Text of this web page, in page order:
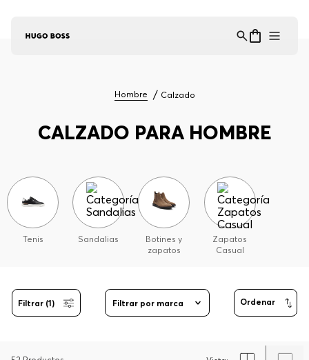
Hombre Calzado
CALZADO PARA HOMBRE
Tenis Sandalias
Botines y
zapatos
Zapatos
Casual
Filtrar (1) Filtrar por marca
Asistente Virtual
en línea ⋮